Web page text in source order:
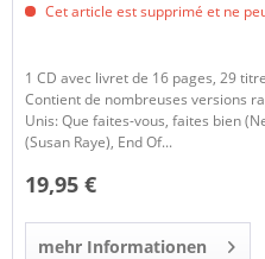
Cet article est supprimé et ne
1 CD avec livret de 16 pages, 29
Contient de nombreuses versions
Unis: Que faites-vous, faites bien
(Susan Raye), End Of...
19,95 €
mehr Informationen